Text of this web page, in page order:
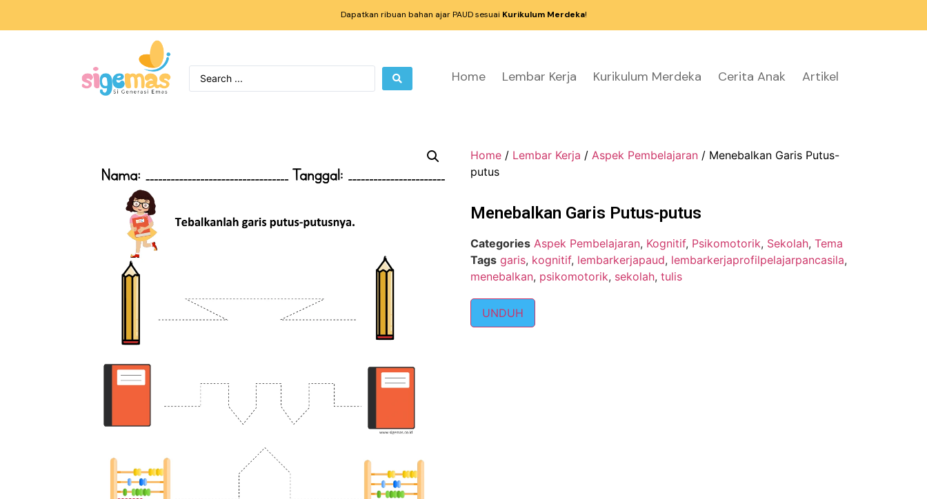
Dapatkan ribuan bahan ajar PAUD sesuai Kurikulum Merdeka!
Home Lembar Kerja Kurikulum Merdeka Cerita Anak Artikel
Home / Lembar Kerja / Aspek Pembelajaran / Menebalkan Garis Putus-
putus
Menebalkan Garis Putus-putus
Categories Aspek Pembelajaran, Kognitif, Psikomotorik, Sekolah, Tema
Tags garis, kognitif, lembarkerjapaud, lembarkerjaprofilpelajarpancasila,
menebalkan, psikomotorik, sekolah, tulis
UNDUH